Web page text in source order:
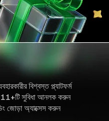
বিশ্বস্ত প্ল্যাটফর্ম
11+টি সুবিধা আনলক করুন
জোড়া অ্যাক্সেস করুন